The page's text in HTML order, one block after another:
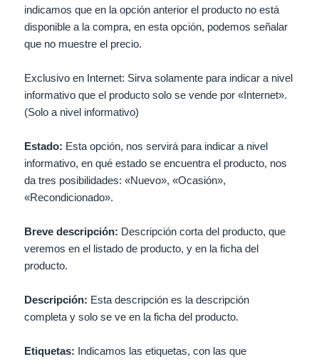
indicamos que en la opción anterior el producto no está
disponible a la compra, en esta opción, podemos señalar
que no muestre el precio.
Exclusivo en Internet: Sirva solamente para indicar a nivel
informativo que el producto solo se vende por «Internet».
(Solo a nivel informativo)
Estado: Esta opción, nos servirá para indicar a nivel
informativo, en qué estado se encuentra el producto, nos
da tres posibilidades: «Nuevo», «Ocasión»,
«Recondicionado».
Breve descripción: Descripción corta del producto, que
veremos en el listado de producto, y en la ficha del
producto.
Descripción: Esta descripción es la descripción
completa y solo se ve en la ficha del producto.
Etiquetas: Indicamos las etiquetas, con las que